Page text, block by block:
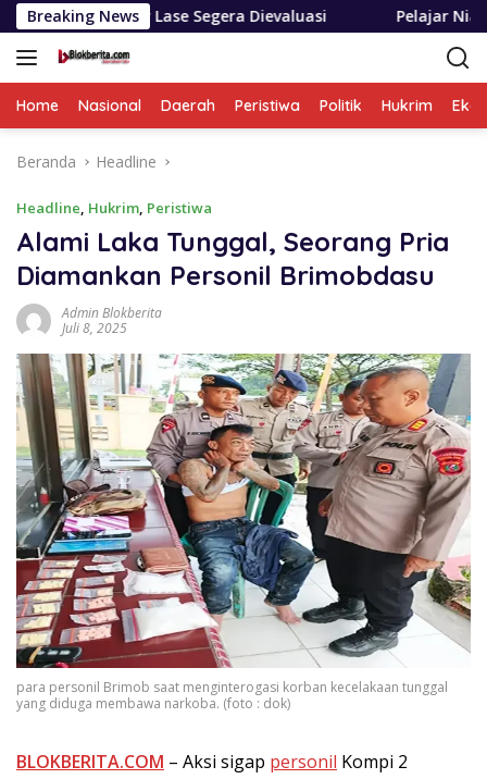
Langsung
ke
konten
Breaking News
Ester Lase Segera Dievaluasi Pelajar Nias Utara
Home Nasional Daerah Peristiwa Politik Hukrim
Beranda Headline
Headline, Hukrim, Peristiwa
Alami Laka Tunggal, Seorang Pria
Diamankan Personil Brimobdasu
Admin Blokberita
Juli 8, 2025
para personil Brimob saat menginterogasi korban kecelakaan tunggal
yang diduga membawa narkoba. (foto : dok)
BLOKBERITA.COM – Aksi sigap personil Kompi 2